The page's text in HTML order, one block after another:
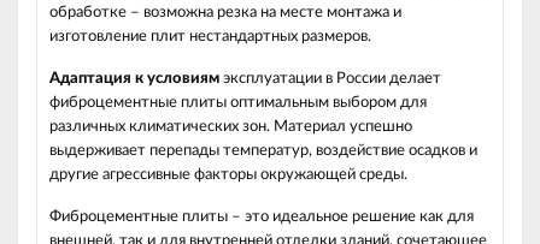
обработке – возможна резка на месте монтажа и
изготовление плит нестандартных размеров.
Адаптация к условиям эксплуатации в России делает
фиброцементные плиты оптимальным выбором для
различных климатических зон. Материал успешно
выдерживает перепады температур, воздействие осадков и
другие агрессивные факторы окружающей среды.
Фиброцементные плиты – это идеальное решение как для